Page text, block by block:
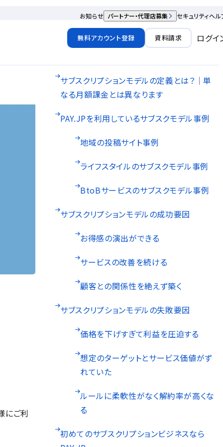
お知らせ パートナー・代理店募集 セキュリティヘル
無料アカウント登録 資料請求 ログイ
サブスクリプションモデルの定義とは？｜単
なる月額課金とは異なります
PAY.JPを利用しているサブスクモデル事例
地域の投稿サイト事例
ライフスタイルのサブスクモデル事例
BtoBサービスのサブスクモデル事例
サブスクリプションモデルの成功要因
お得感の演出ができる
サービスの改善を続ける
顧客との関係性を絶えず築く
サブスクリプションモデルの失敗要因
価格を下げすぎて利益を圧迫する
想定のターゲットとサービス価値がず
れていた
ルールに柔軟性がなく解約率が高くな
る
初めてのサブスクリプションビジネスなら
にご利